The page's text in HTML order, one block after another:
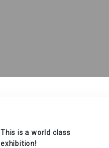
This is a world class
exhibition!